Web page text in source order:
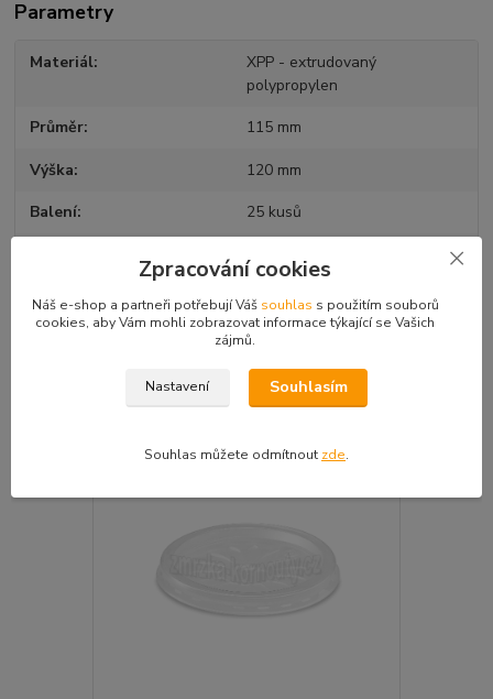
Parametry
Materiál
XPP - extrudovaný
polypropylen
Průměr 115 mm
Výška 120 mm
Balení 25 kusů
750 ml
1
Zpracování cookies
Náš e-shop a partneři potřebují Váš souhlas s použitím souborů
cookies, aby Vám mohli zobrazovat informace týkající se Vašich
zájmů.
Nastavení Souhlasím
Souhlas můžete odmítnout zde.